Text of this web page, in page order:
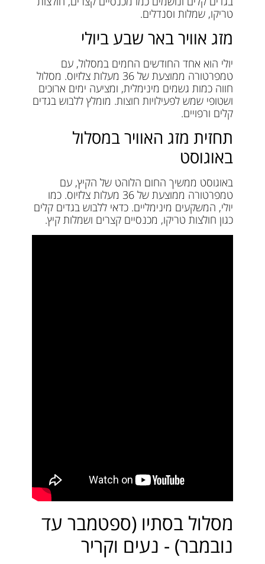
טריקו, שמלות וסנדלים.
מזג אוויר באר שבע ביולי
יולי הוא אחד החודשים החמים במסלול, עם
טמפרטורה ממוצעת של 36 מעלות צלזיוס. מסלול
חווה כמות גשמים מינימלית, ומציעה ימים ארוכים
ושטופי שמש לפעילויות חוצות. מומלץ ללבוש בגדים
קלים ורפויים.
תחזית מזג האוויר במסלול
באוגוסט
באוגוסט ממשיך החום הלוהט של הקיץ, עם
טמפרטורה ממוצעת של 36 מעלות צלזיוס. כמו
יולי, המשקעים מינימליים. כדאי ללבוש בגדים קלים
כגון חולצות טריקו, מכנסיים קצרים ושמלות קיץ.
מסלול בסתיו (ספטמבר עד
נובמבר) - נעים וקריר